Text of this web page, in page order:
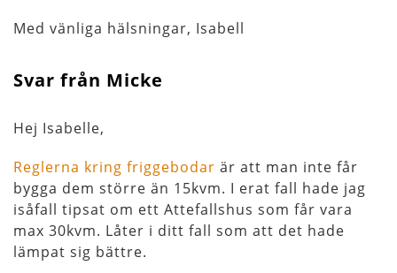
Med vänliga hälsningar, Isabell
Svar från Micke
Hej Isabelle,
Reglerna kring friggebodar är att man inte får
bygga dem större än 15kvm. I erat fall hade jag
isåfall tipsat om ett Attefallshus som får vara
max 30kvm. Låter i ditt fall som att det hade
lämpat sig bättre.